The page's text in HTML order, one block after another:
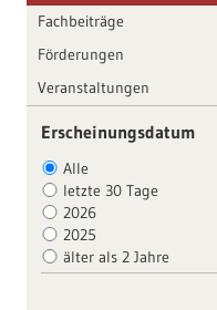
Fachbeiträge
Förderungen
Veranstaltungen
Erscheinungsdatum
Alle
letzte 30 Tage
2026
2025
älter als 2 Jahre